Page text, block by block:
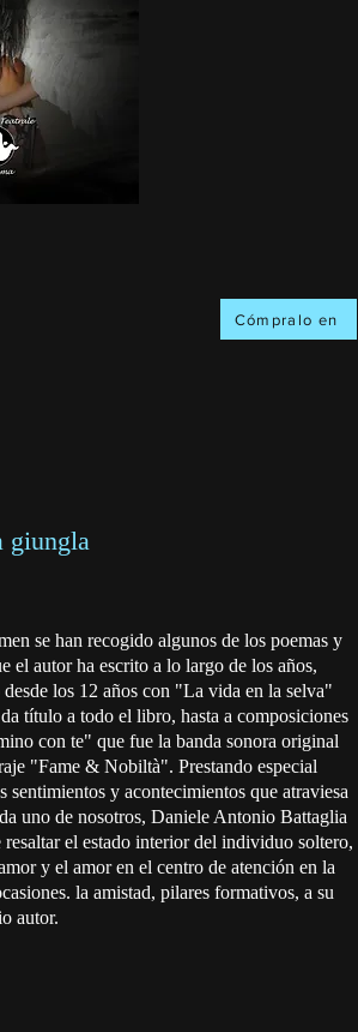
Cómpralo en
giungla
se han recogido algunos de los poemas y
el autor ha escrito a lo largo de los años,
desde los 12 años con "La vida en la selva"
título a todo el libro, hasta a composiciones
con te" que fue la banda sonora original
"Fame & Nobiltà". Prestando especial
sentimientos y acontecimientos que atraviesa
uno de nosotros, Daniele Antonio Battaglia
resaltar el estado interior del individuo soltero,
y el amor en el centro de atención en la
la amistad, pilares formativos, a su
autor.